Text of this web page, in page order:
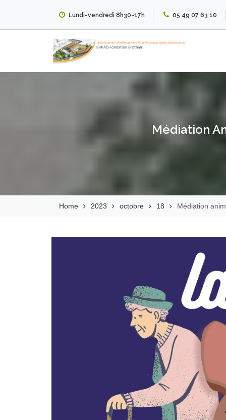
content
Lundi-vendredi 8h30-17h 05 49 07 63 10
EHPAD Fondation
Médiation
Home 2023 octobre 18 Médiation